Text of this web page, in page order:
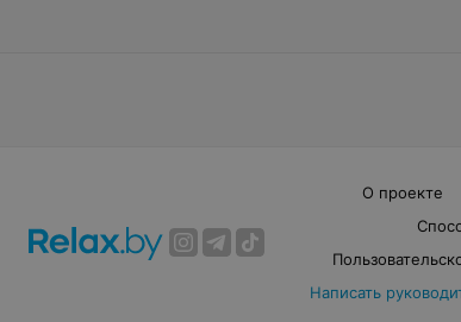
О проекте
Написать